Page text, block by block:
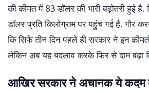
की कीमत में 83 डॉलर की भारी बढ़ोतरी हुई
डॉलर प्रति किलोग्राम पर पहुंच गई है. गौर
कि सिर्फ तीन दिन पहले ही सरकार ने इन
लेकिन अब यह बदलाव करके फिर से दाम बढ़ा
आखिर सरकार ने अचानक ये कदम